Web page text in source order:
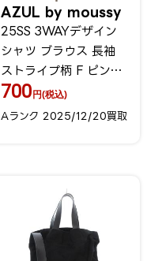
AZUL by moussy
25SS 3WAYデザイン
シャツ ブラウス 長袖
ストライプ柄 F ピンク
/RR
700円(税込)
Aランク 2025/12/20買取